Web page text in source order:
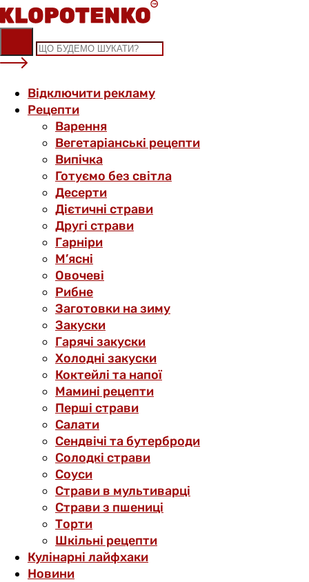
Skip
to
content
Відключити рекламу
Рецепти
Варення
Вегетаріанські рецепти
Випічка
Готуємо без світла
Десерти
Дієтичні страви
Другі страви
Гарніри
М’ясні
Овочеві
Рибне
Заготовки на зиму
Закуски
Гарячі закуски
Холодні закуски
Коктейлі та напої
Мамині рецепти
Перші страви
Салати
Сендвічі та бутерброди
Солодкі страви
Соуси
Страви в мультиварці
Страви з пшениці
Торти
Шкільні рецепти
Кулінарні лайфхаки
Новини